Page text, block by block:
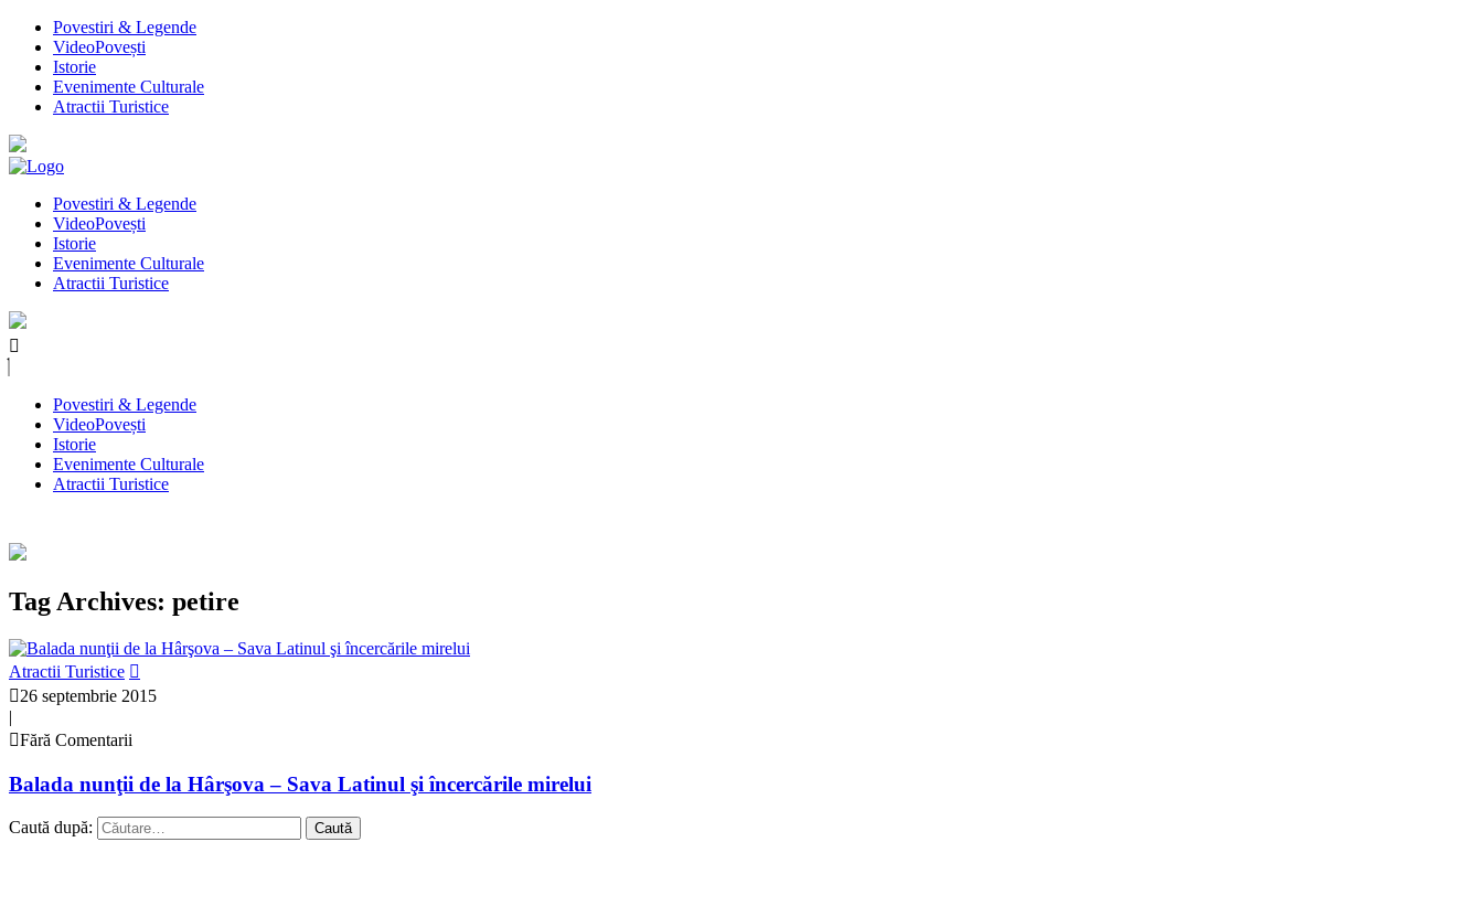
Povestiri & Legende
VideoPovești
Istorie
Evenimente Culturale
Atractii Turistice
Povestiri & Legende
VideoPovești
Istorie
Evenimente Culturale
Atractii Turistice
Povestiri & Legende
VideoPovești
Istorie
Evenimente Culturale
Atractii Turistice
Tag Archives: petire
Atractii Turistice
26 septembrie 2015
|
Fără Comentarii
Balada nunţii de la Hârşova – Sava Latinul şi încercările mirelui
Caută după: